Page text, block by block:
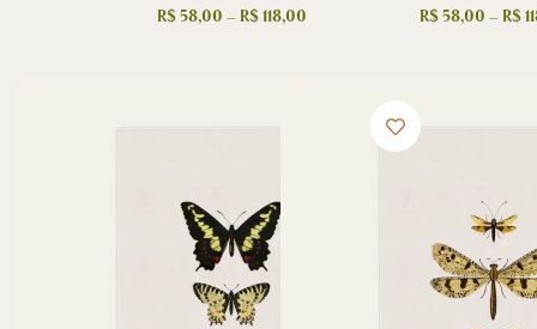
R$58,00 – R$118,00 R$58,00 – R$